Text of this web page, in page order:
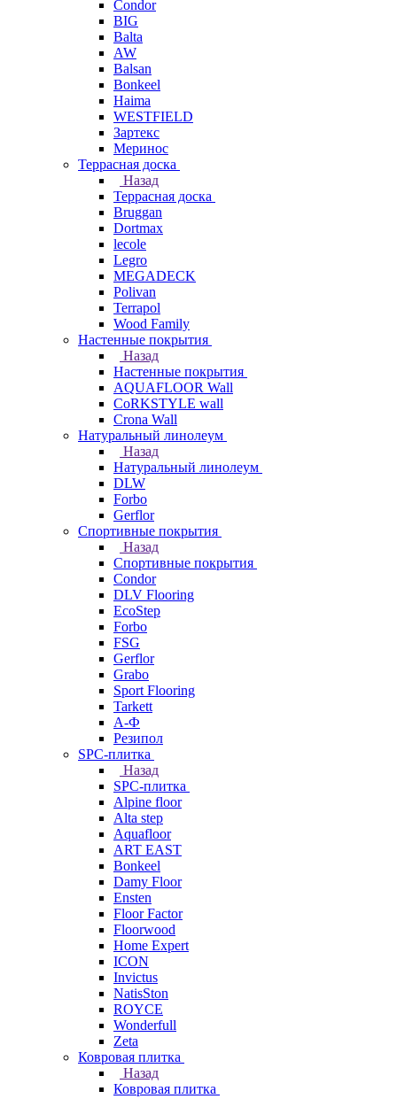
Condor
BIG
Balta
AW
Balsan
Bonkeel
Haima
WESTFIELD
Зартекс
Меринос
Террасная доска
Назад
Террасная доска
Bruggan
Dortmax
lecole
Legro
MEGADECK
Polivan
Terrapol
Wood Family
Настенные покрытия
Назад
Настенные покрытия
AQUAFLOOR Wall
CoRKSTYLE wall
Crona Wall
Натуральный линолеум
Назад
Натуральный линолеум
DLW
Forbo
Gerflor
Спортивные покрытия
Назад
Спортивные покрытия
Condor
DLV Flooring
EcoStep
Forbo
FSG
Gerflor
Grabo
Sport Flooring
Tarkett
А-Ф
Резипол
SPC-плитка
Назад
SPC-плитка
Alpine floor
Alta step
Aquafloor
ART EAST
Bonkeel
Damy Floor
Ensten
Floor Factor
Floorwood
Home Expert
ICON
Invictus
NatisSton
ROYCE
Wonderfull
Zeta
Ковровая плитка
Назад
Ковровая плитка